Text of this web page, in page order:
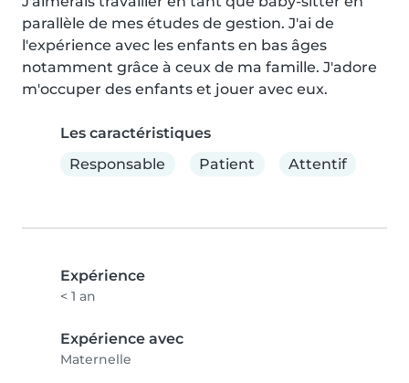
parallèle de mes études de gestion. J'ai de
l'expérience avec les enfants en bas âges
notamment grâce à ceux de ma famille. J'adore
m'occuper des enfants et jouer avec eux.
Les caractéristiques
Responsable
Patient Attentif
Expérience
< 1 an
Expérience avec
Maternelle